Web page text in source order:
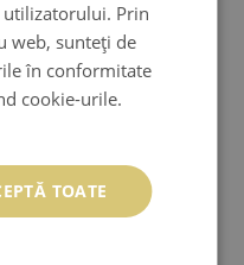
TRANDAFIRI
CUMPĂRĂ
Prin
web, sunteți de
în conformitate
cookie-urile.
TOATE